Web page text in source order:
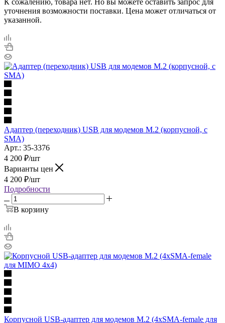
уточнения возможности поставки. Цена может отличаться от
указанной.
Адаптер (переходник) USB для модемов M.2 (корпусной, c
SMA)
Арт.: 35-3376
4 200 ₽/шт
Варианты цен
4 200 ₽/шт
Подробности
В корзину
Корпусной USB-адаптер для модемов M.2 (4хSMA-female для